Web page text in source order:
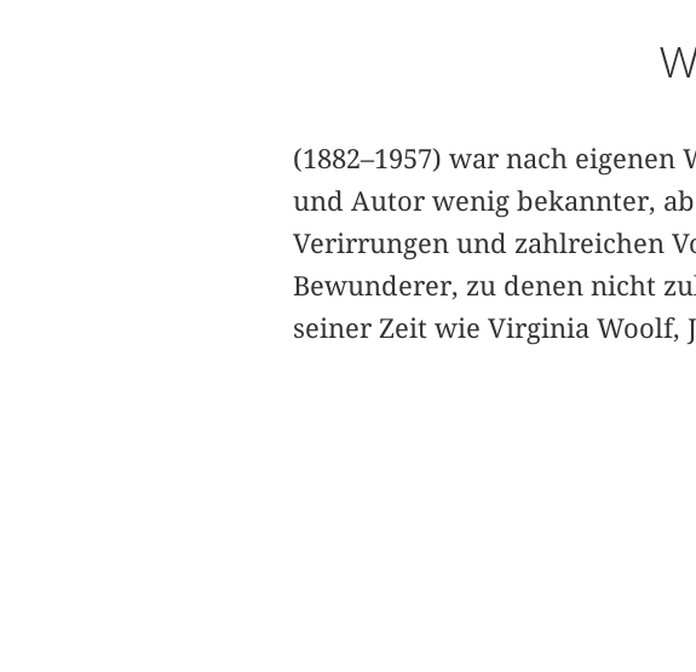
(1882–1957) war nach
und Autor wenig bekannter,
Verirrungen und zahlreichen
Bewunderer, zu denen nicht
seiner Zeit wie Virginia Woolf,